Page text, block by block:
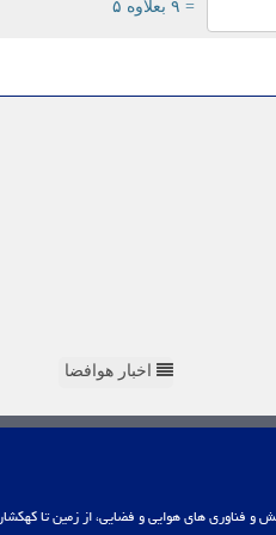
= ۹ بعلاوه ۵
اخبار هوافضا